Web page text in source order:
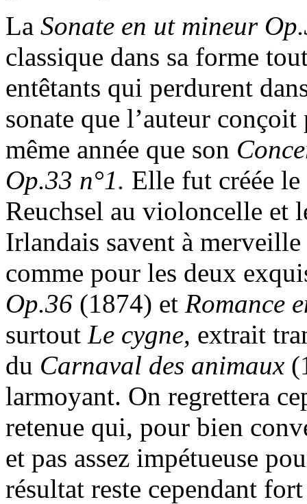
La Sonate en ut mineur
classique dans sa forme
entêtants qui perdurent
sonate que l’auteur
même année que son
Op.33 n°1. Elle fut créée le
Reuchsel au violoncelle et
Irlandais savent à
comme pour les deux
Op.36 (1874) et Romance
surtout Le cygne, extrait
du Carnaval des animaux
larmoyant. On regrettera
retenue qui, pour bien
et pas assez impétueuse
résultat reste cependant